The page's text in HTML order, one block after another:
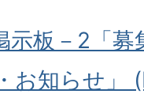
示板－2「
お知らせ」